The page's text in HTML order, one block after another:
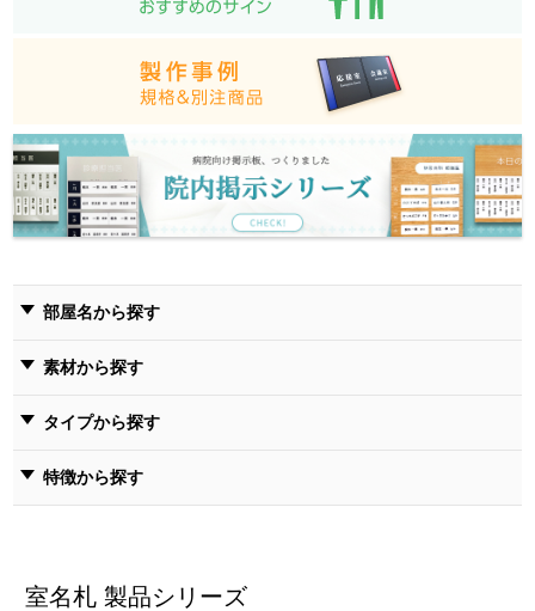
部屋名から探す
素材から探す
タイプから探す
特徴から探す
室名札 製品シリーズ